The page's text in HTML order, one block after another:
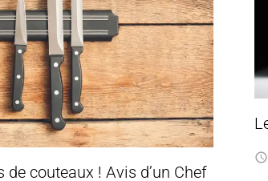
couteaux ! Avis d’un Chef
access_time